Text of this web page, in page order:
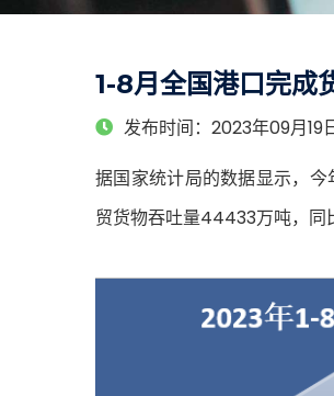
1-8月全国港口完成
发布时间：2023年09月19
据国家统计局的数据显示，
贸货物吞吐量44433万吨，同